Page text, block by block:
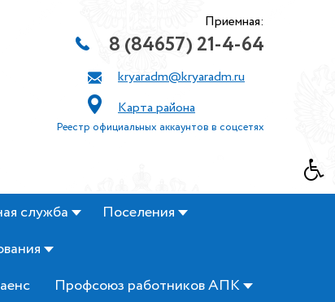
Приемная:
8 (84657) 21-4-64
kryaradm@kryaradm.ru
Карта района
Реестр официальных аккаунтов в соцсетях
служба
Поселения
Профсоюз работников АПК